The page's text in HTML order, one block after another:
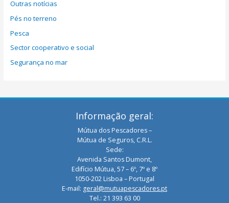
Outras notícias
Pés no terreno
Pesca
Sector cooperativo e social
Segurança no mar
Informação geral:
Mútua dos Pescadores –
Mútua de Seguros, C.R.L.
Sede:
Avenida Santos Dumont,
Edifício Mútua, 57 – 6º, 7º e 8º
1050-202 Lisboa – Portugal
E-mail: geral@mutuapescadores.pt
Tel.: 21 393 63 00